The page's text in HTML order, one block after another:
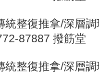
統整復推拿/深層
87887 撥筋堂
統整復推拿/深層